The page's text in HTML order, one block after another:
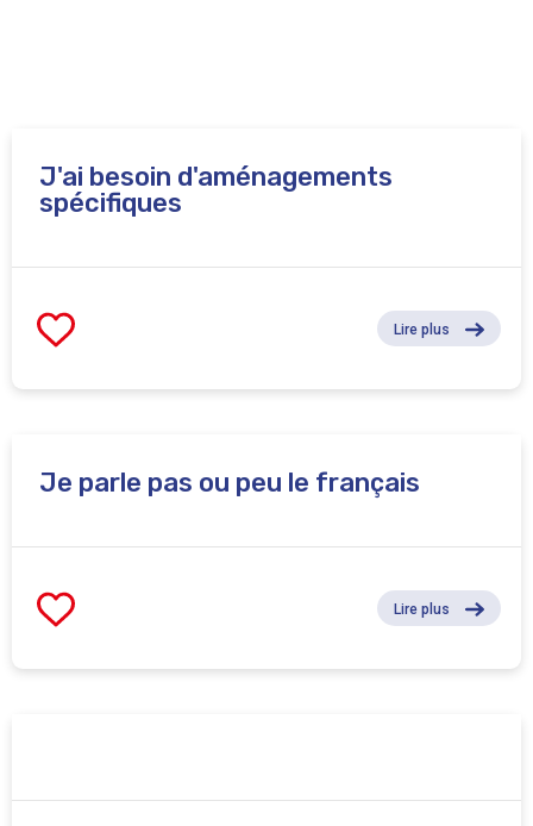
J'ai besoin d'aménagements
spécifiques
Lire plus
Je parle pas ou peu le français
Lire plus